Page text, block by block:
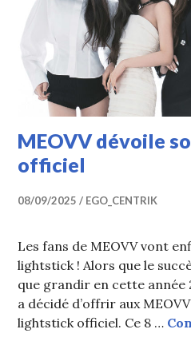
MEOVV dévoile
officiel
08/09/2025 EGO_CENTRIK
Les fans de MEOVV vont
lightstick ! Alors que le
que grandir en cette année
a décidé d’offrir aux
lightstick officiel. Ce 8 …